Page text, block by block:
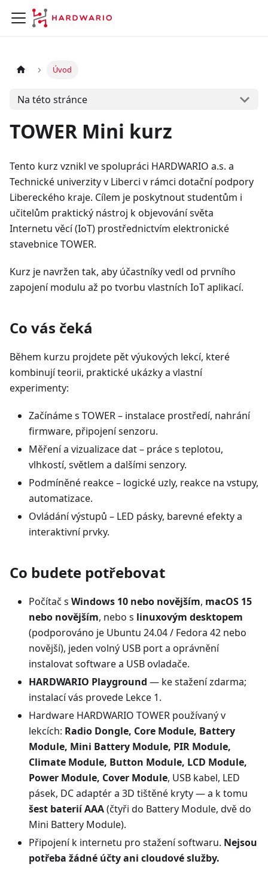
Úvod
Na této stránce
TOWER Mini kurz
Tento kurz vznikl ve spolupráci HARDWARIO a.s. a
Technické univerzity v Liberci v rámci dotační podpory
Libereckého kraje. Cílem je poskytnout studentům i
učitelům praktický nástroj k objevování světa
Internetu věcí (IoT) prostřednictvím elektronické
stavebnice TOWER.
Kurz je navržen tak, aby účastníky vedl od prvního
zapojení modulu až po tvorbu vlastních IoT aplikací.
Co vás čeká
Během kurzu projdete pět výukových lekcí, které
kombinují teorii, praktické ukázky a vlastní
experimenty:
Začínáme s TOWER – instalace prostředí, nahrání
firmware, připojení senzoru.
Měření a vizualizace dat – práce s teplotou,
vlhkostí, světlem a dalšími senzory.
Podmíněné reakce – logické uzly, reakce na vstupy,
automatizace.
Ovládání výstupů – LED pásky, barevné efekty a
interaktivní prvky.
Co budete potřebovat
Počítač s Windows 10 nebo novějším, macOS 15
nebo novějším, nebo s linuxovým desktopem
(podporováno je Ubuntu 24.04 / Fedora 42 nebo
novější), jeden volný USB port a oprávnění
instalovat software a USB ovladače.
HARDWARIO Playground — ke stažení zdarma;
instalací vás provede Lekce 1.
Hardware HARDWARIO TOWER používaný v
lekcích: Radio Dongle, Core Module, Battery
Module, Mini Battery Module, PIR Module,
Climate Module, Button Module, LCD Module,
Power Module, Cover Module, USB kabel, LED
pásek, DC adaptér a 3D tištěné kryty — a k tomu
šest baterií AAA(čtyři do Battery Module, dvě do
Mini Battery Module).
Připojení k internetu pro stažení softwaru. Nejsou
potřeba žádné účty ani cloudové služby.